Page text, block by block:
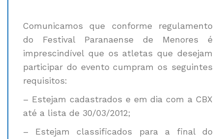
Comunicamos que conforme regulamento
do Festival Paranaense de Menores é
imprescindível que os atletas que desejam
participar do evento cumpram os seguintes
requisitos:
– Estejam cadastrados e em dia com a CBX
até a lista de 30/03/2012;
– Estejam classificados para a final do